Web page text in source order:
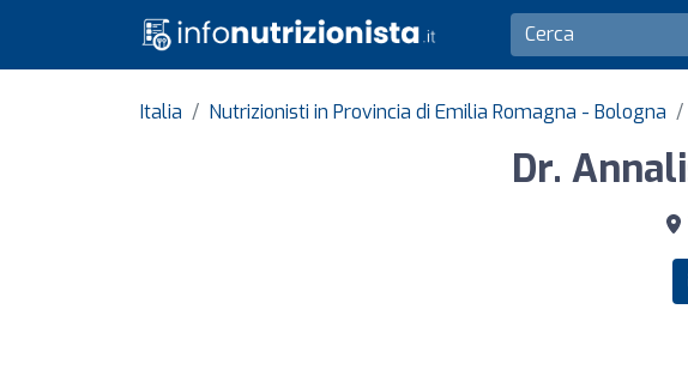
Italia Nutrizionisti in Provincia di Emilia Romagna - Bologna
Dr.